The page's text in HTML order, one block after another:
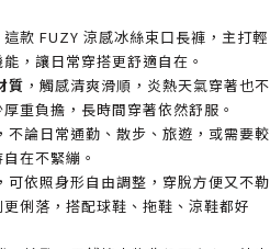
款 FUZY 涼感冰絲束口長褲，主打輕
，讓日常穿搭更舒適自在。
質 ，觸感清爽滑順，炎熱天氣穿著也不
重負擔，長時間穿著依然舒服。
，不論日常通勤、散步、旅遊，或需要較
在不緊繃。
，可依照身形自由調整，穿脫方便又不勒
俐落，搭配球鞋、拖鞋、涼鞋都好